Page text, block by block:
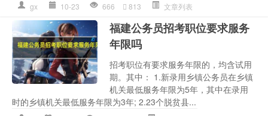
gx 10-23 666 813 文章列表
福建公务员招考职位要求服务
年限吗
招考职位有要求服务年限的，均含试用
期。其中： 1.新录用乡镇公务员在乡镇
机关最低服务年限为5年，其中在录用
时的乡镇机关最低服务年限为3年; 2.23个脱贫县...